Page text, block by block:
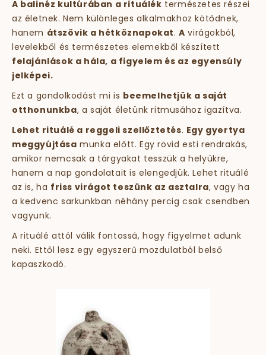
A balinéz kultúrában a rituálék természetes részei
az életnek. Nem különleges alkalmakhoz kötődnek,
hanem átszövik a hétköznapokat.A virágokból,
levelekből és természetes elemekből készített
felajánlások a hála, a figyelem és az egyensúly
jelképei.
Ezt a gondolkodást mi is beemelhetjük a saját
otthonunkba, a saját életünk ritmusához igazítva.
Lehet rituálé a reggeli szellőztetés. Egy gyertya
meggyújtása munka előtt. Egy rövid esti rendrakás,
amikor nemcsak a tárgyakat tesszük a helyükre,
hanem a nap gondolatait is elengedjük. Lehet rituálé
az is, ha friss virágot teszünk az asztalra, vagy ha
a kedvenc sarkunkban néhány percig csak csendben
vagyunk.
A rituálé attól válik fontossá, hogy figyelmet adunk
neki. Ettől lesz egy egyszerű mozdulatból belső
kapaszkodó.